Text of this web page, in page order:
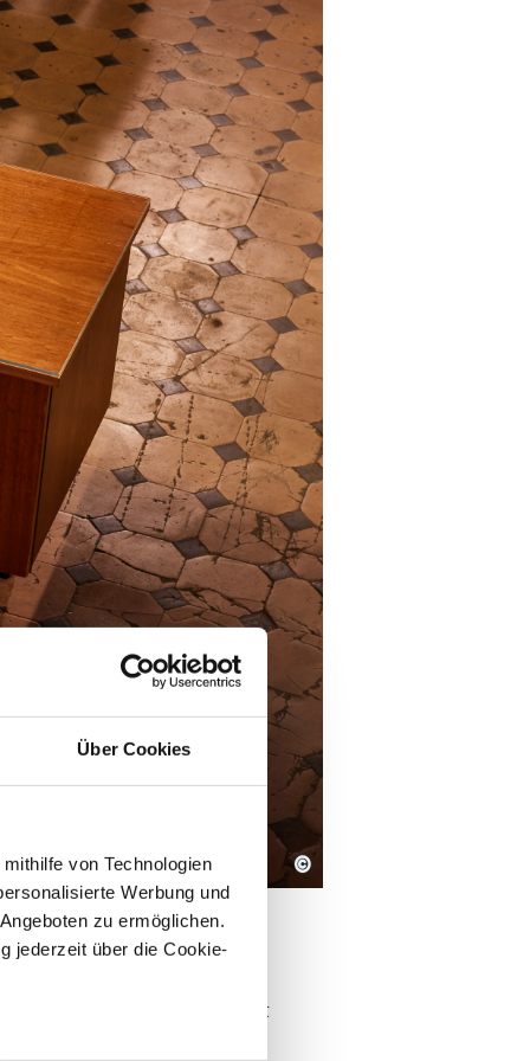
Über Cookies
von Technologien
Werbung und
zu ermöglichen.
jederzeit über die Cookie-
©
Bundesrepublik und kehrt